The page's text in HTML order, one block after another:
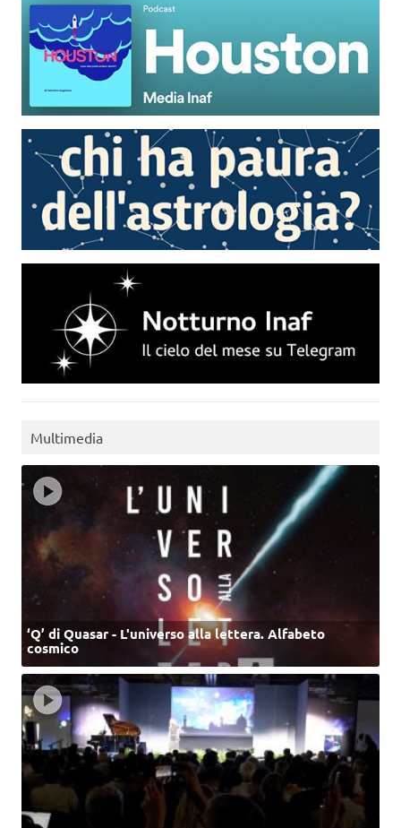
Multimedia
‘Q’ di Quasar - L'universo alla lettera. Alfabeto
cosmico